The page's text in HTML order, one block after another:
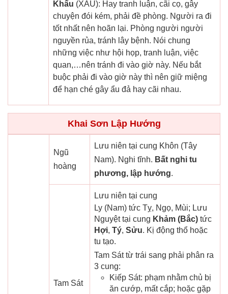
Khẩu (XẤU): Hay tranh luận, cãi cọ, gây
chuyện đói kém, phải đề phòng. Người ra đi
tốt nhất nên hoãn lại. Phòng người người
nguyền rủa, tránh lây bệnh. Nói chung
những việc như hội họp, tranh luận, việc
quan,…nên tránh đi vào giờ này. Nếu bắt
buộc phải đi vào giờ này thì nên giữ miệng
để hạn ché gây ẩu đả hay cãi nhau.
Khai Sơn Lập Hướng
Ngũ
hoàng
Lưu niên tại cung Khôn (Tây
Nam). Nghi tĩnh. Bất nghi tu
phương, lập hướng.
Tam Sát
Lưu niên tại cung
Ly (Nam) tức Tỵ, Ngọ, Mùi; Lưu
Nguyệt tại cung Khảm (Bắc) tức
Hợi, Tý, Sửu. Kị động thổ hoặc
tu tạo.
Tam Sát từ trái sang phải phân ra
3 cung:
Kiếp Sát: phạm nhằm chủ bị
ăn cướp, mất cắp; hoặc gặp